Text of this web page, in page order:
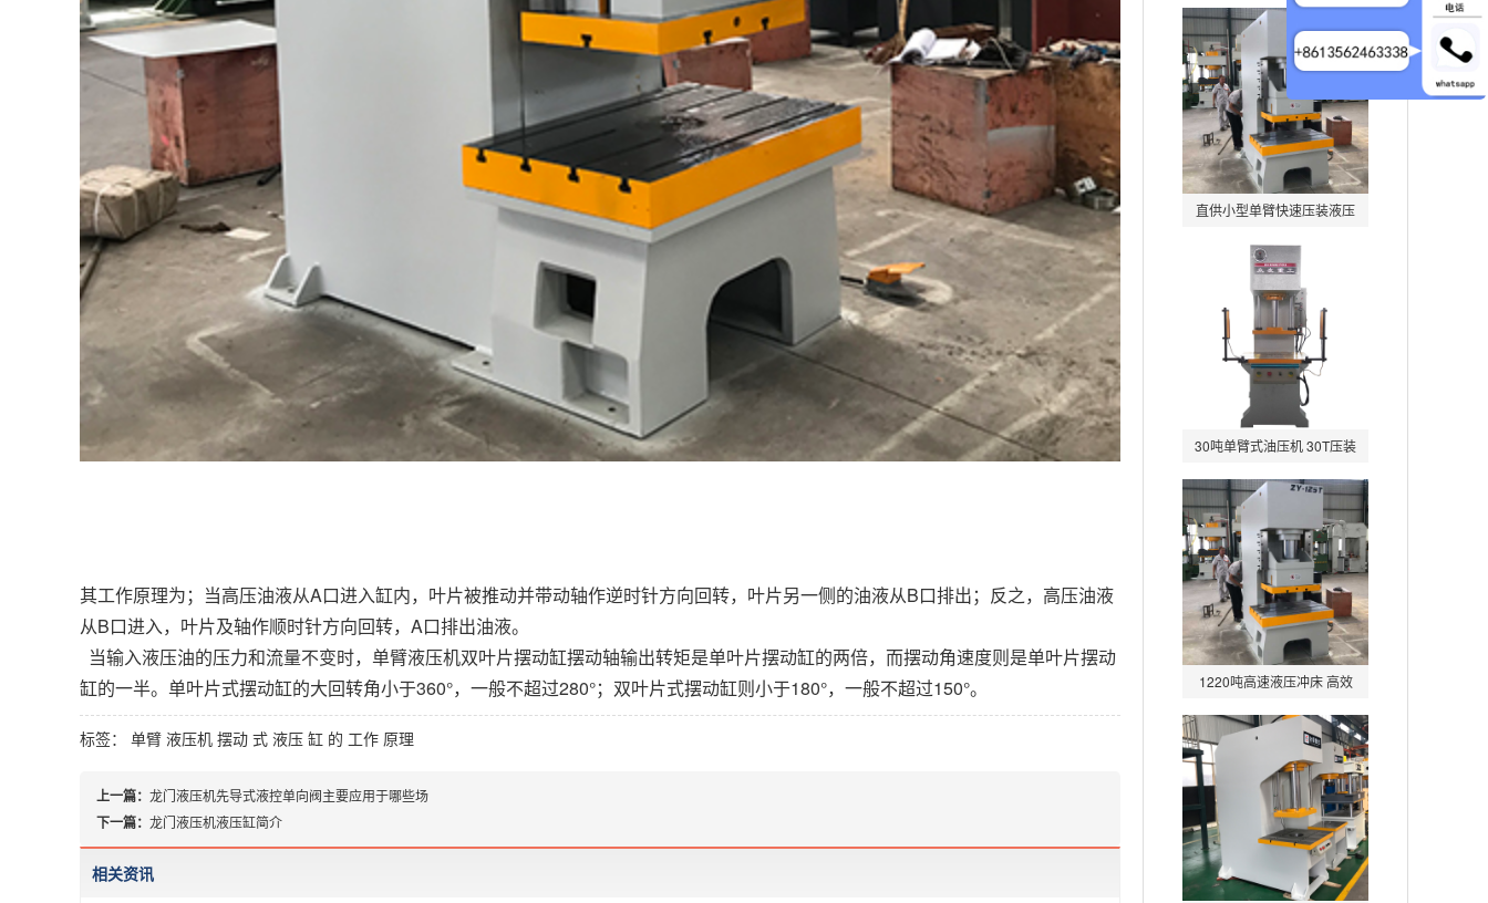
直供小型单臂快速压装液压
机冲床 单柱式轴承电
30吨单臂式油压机 30T压装
整形单柱液压机
1220吨高速液压冲床 高效
节能数控伺服冲孔液压机
其工作原理为；当高压油液从A口进入缸内，叶片被推动并带动轴作逆时针方向回转，叶片另一侧的油液从B口排出；反之，高压油液
从B口进入，叶片及轴作顺时针方向回转，A口排出油液。
当输入液压油的压力和流量不变时，单臂液压机双叶片摆动缸摆动轴输出转矩是单叶片摆动缸的两倍，而摆动角速度则是单叶片摆动
缸的一半。单叶片式摆动缸的大回转角小于360°，一般不超过280°；双叶片式摆动缸则小于180°，一般不超过150°。
标签： 单臂 液压机 摆动 式 液压 缸 的 工作 原理
上一篇： 龙门液压机先导式液控单向阀主要应用于哪些场
下一篇： 龙门液压机液压缸简介
相关资讯